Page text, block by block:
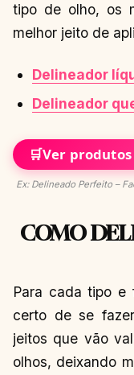
tipo de olho, os
melhor jeito de
Delineador
Delineador
🛒Ver
Ex: Delineado Perfeito –
COMO
Para cada tipo e
certo de se
jeitos que vão
olhos, deixando